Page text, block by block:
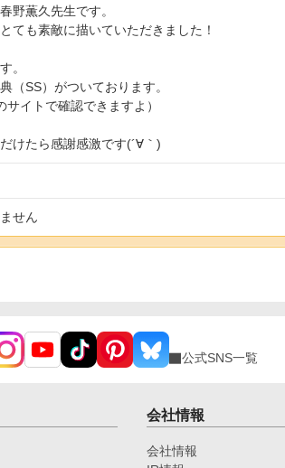
野薫久先生です。
ても素敵に描いていただきました！
。
（SS）がついております。
イトで確認できますよ）
けたら感謝感激です(´∀｀)
せん
公式SNS一覧
会社情報
会社情報